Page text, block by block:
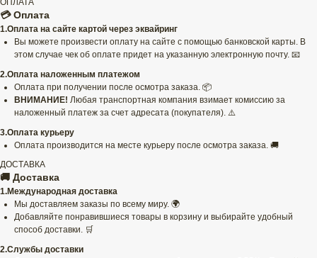
ОПЛАТА
💳 Оплата
1.Оплата на сайте картой через эквайринг
Вы можете произвести оплату на сайте с помощью банковской карты. В
этом случае чек об оплате придет на указанную электронную почту. 📧
2.Оплата наложенным платежом
Оплата при получении после осмотра заказа. 📦
ВНИМАНИЕ! Любая транспортная компания взимает комиссию за
наложенный платеж за счет адресата (покупателя). ⚠️
3.Оплата курьеру
Оплата производится на месте курьеру после осмотра заказа. 🚚
ДОСТАВКА
🚚 Доставка
1.Международная доставка
Мы доставляем заказы по всему миру. 🌍
Добавляйте понравившиеся товары в корзину и выбирайте удобный
способ доставки. 🛒
2.Службы доставки